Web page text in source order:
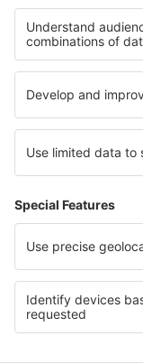
Cazare în Porto Santo
Cazare în Terceira
Cazare în São Miguel
Cazare in Vlahia